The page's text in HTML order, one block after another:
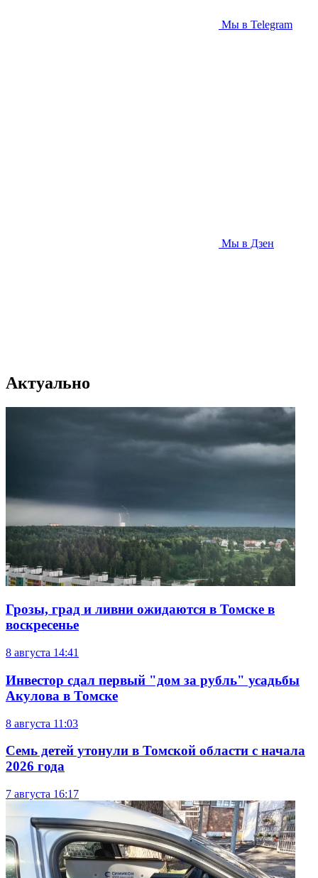
Мы в Telegram
Мы в Дзен
Актуально
Грозы, град и ливни ожидаются в Томске в
воскресенье
8 августа 14:41
Инвестор сдал первый "дом за рубль" усадьбы
Акулова в Томске
8 августа 11:03
Семь детей утонули в Томской области с начала
2026 года
7 августа 16:17